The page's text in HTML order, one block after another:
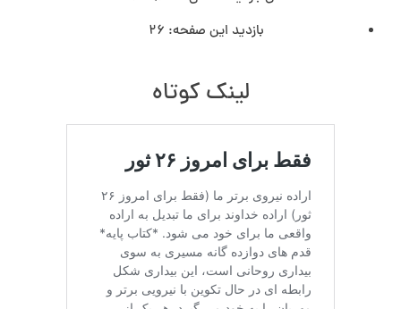
بازدید این صفحه: 26
لینک کوتاه